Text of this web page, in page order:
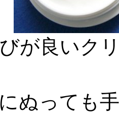
が良いク
ぬっても